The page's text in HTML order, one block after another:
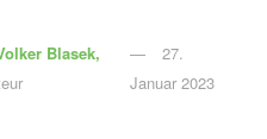
Blasek,
27.
Januar 2023